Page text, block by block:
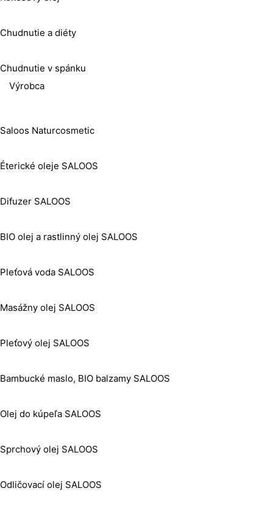
Chudnutie a diéty
Chudnutie v spánku
Výrobca
Saloos Naturcosmetic
Éterické oleje SALOOS
Difuzer SALOOS
BIO olej a rastlinný olej SALOOS
Pleťová voda SALOOS
Masážny olej SALOOS
Pleťový olej SALOOS
Bambucké maslo, BIO balzamy SALOOS
Olej do kúpeľa SALOOS
Sprchový olej SALOOS
Odličovací olej SALOOS